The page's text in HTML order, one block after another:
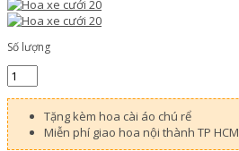
Số lượng
Tặng kèm hoa cài áo chú rể
Miễn phí giao hoa nội thành TP HCM